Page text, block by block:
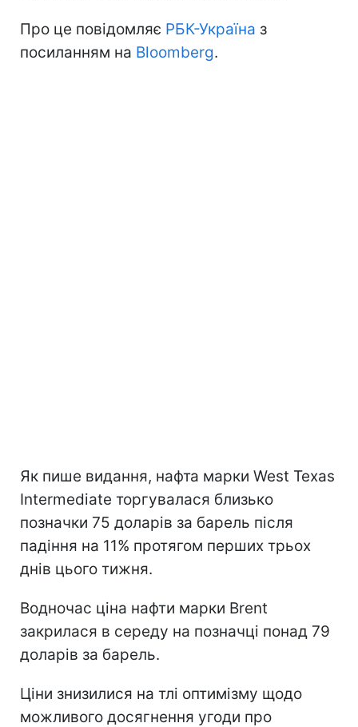
Про це повідомляє РБК-Україна з
посиланням на Bloomberg.
Як пише видання, нафта марки West Texas
Intermediate торгувалася близько
позначки 75 доларів за барель після
падіння на 11% протягом перших трьох
днів цього тижня.
Водночас ціна нафти марки Brent
закрилася в середу на позначці понад 79
доларів за барель.
Ціни знизилися на тлі оптимізму щодо
можливого досягнення угоди про